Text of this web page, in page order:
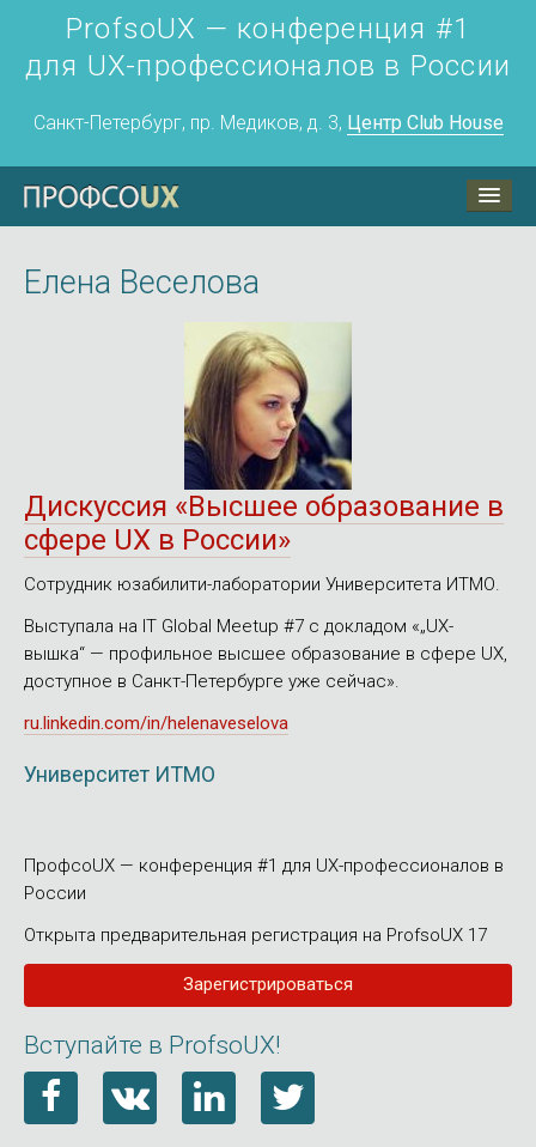
ProfsoUX — конференция #1
для UX-профессионалов в России
Санкт-Петербург, пр. Медиков, д. 3, Центр Club House
Воркшоп 24 апреля
Докладчикам
Партнёры
Контакты
Елена Веселова
Дискуссия «Высшее образование в
сфере UX в России»
Сотрудник юзабилити-лаборатории Университета ИТМО.
Выступала на IT Global Meetup #7 с докладом «„UX-
вышка“ — профильное высшее образование в сфере UX,
доступное в Санкт-Петербурге уже сейчас».
ru.linkedin.com/in/helenaveselova
Университет ИТМО
ПрофсоUX — конференция #1 для UX-профессионалов в
России
Открыта предварительная регистрация на ProfsoUX 17
Зарегистрироваться
Вступайте в ProfsoUX!